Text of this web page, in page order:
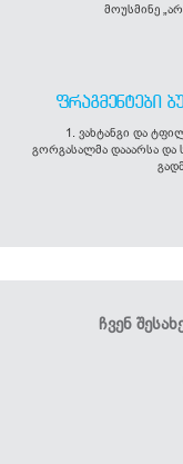
მოუსმინე
ᲤᲠᲐᲒᲛᲔᲜᲢᲔᲑᲘ
1. ვახტანგი და
გორგასალმა დააარსა და
ჩვენ